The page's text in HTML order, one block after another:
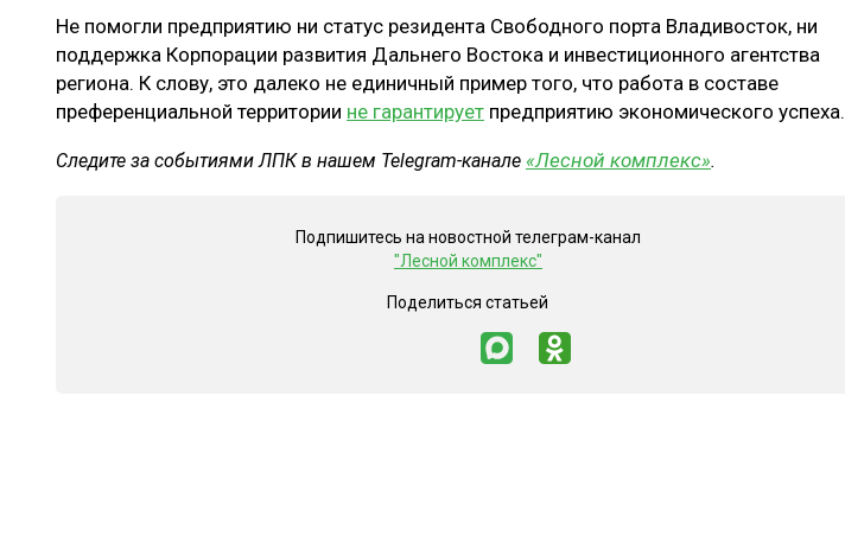
Не помогли предприятию ни статус резидента Свободного порта Владивосток, ни
поддержка Корпорации развития Дальнего Востока и инвестиционного агентства
региона. К слову, это далеко не единичный пример того, что работа в составе
преференциальной территории не гарантирует предприятию экономического успеха.
Следите за событиями ЛПК в нашем Telegram-канале «Лесной комплекс».
Подпишитесь на новостной телеграм-канал
"Лесной комплекс"
Поделиться статьей